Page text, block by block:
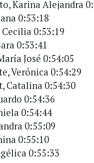
Karina Alejandra
0:53:18
0:53:19
0:53:41
José 0:54:05
Verónica 0:54:29
Catalina 0:54:30
0:54:36
0:54:44
0:55:09
0:55:10
0:55:33